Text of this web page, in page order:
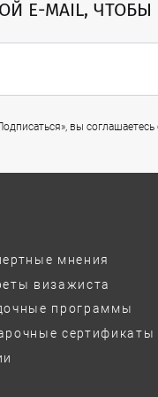
E-MAIL,
вы соглашаетесь
мнения
визажиста
программы
сертификаты